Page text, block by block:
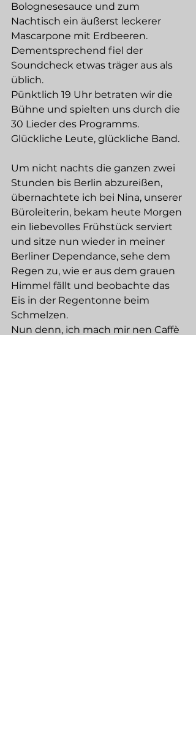
Bolognesesauce und zum
Nachtisch ein äußerst leckerer
Mascarpone mit Erdbeeren.
Dementsprechend fiel der
Soundcheck etwas träger aus als
üblich.
Pünktlich 19 Uhr betraten wir die
Bühne und spielten uns durch die
30 Lieder des Programms.
Glückliche Leute, glückliche Band.
Um nicht nachts die ganzen zwei
Stunden bis Berlin abzureißen,
übernachtete ich bei Nina, unserer
Büroleiterin, bekam heute Morgen
ein liebevolles Frühstück serviert
und sitze nun wieder in meiner
Berliner Dependance, sehe dem
Regen zu, wie er aus dem grauen
Himmel fällt und beobachte das
Eis in der Regentonne beim
Schmelzen.
Nun denn, ich mach mir nen Caffè